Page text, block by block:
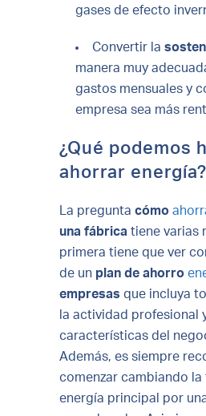
gases de efecto
Convertir la
manera muy
gastos mensuales y
empresa sea más
¿Qué podemos
ahorrar energía?
La pregunta cómo
una fábrica tiene varias
primera tiene que ver
de un plan de ahorro
empresas que incluya
la actividad profesional
características del
Además, es siempre
comenzar cambiando la
energía principal por